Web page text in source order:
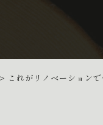
> これがリノベーション